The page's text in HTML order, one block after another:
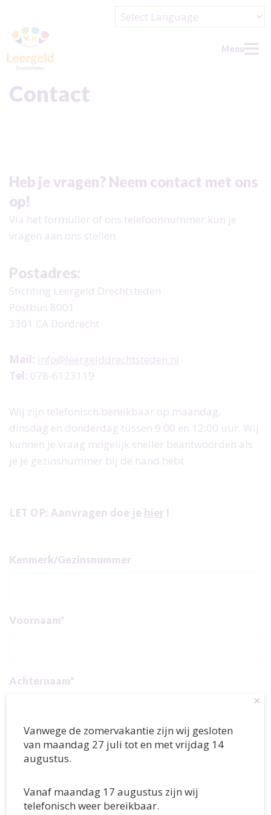
Powered by
Wat kan/wil je aanvragen?
Over ons
Doel en beleid
Jaarverslagen
ANBI
Contact
Menu
Contact
Heb je vragen? Neem contact met ons
op!
Via het formulier of ons telefoonnummer kun je
vragen aan ons stellen.
Postadres:
Stichting Leergeld Drechtsteden
Postbus 8001
3301 CA Dordrecht
Mail: info@leergelddrechtsteden.nl
Tel: 078-6123119
Wij zijn telefonisch bereikbaar op maandag,
dinsdag en donderdag tussen 9:00 en 12:00 uur. Wij
kunnen je vraag mogelijk sneller beantwoorden als
je je gezinsnummer bij de hand hebt.
LET OP: Aanvragen doe je hier !
Call
fax
Kenmerk/Gezinsnummer
Voornaam*
Achternaam*
E-mailadres
Telefoonnummer*
×
Vanwege de zomervakantie zijn wij gesloten
van maandag 27 juli tot en met vrijdag 14
augustus.
Vanaf maandag 17 augustus zijn wij
telefonisch weer bereikbaar.